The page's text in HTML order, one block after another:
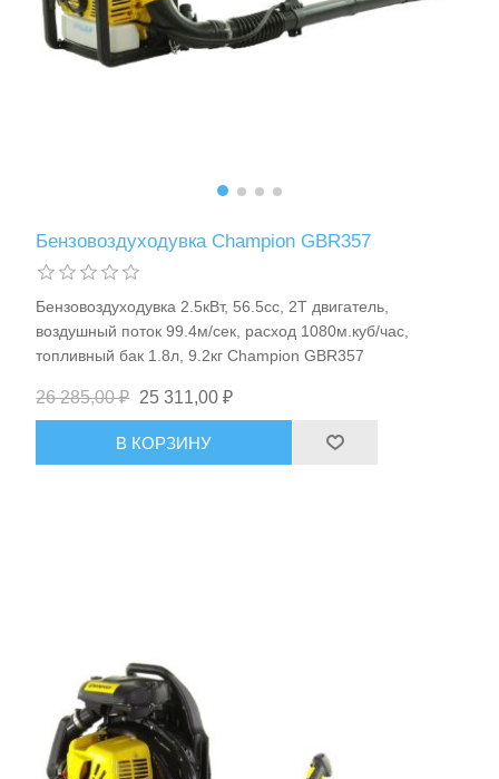
Бензовоздуходувка Champion GBR357
Бензовоздуходувка 2.5кВт, 56.5сс, 2Т двигатель,
воздушный поток 99.4м/сек, расход 1080м.куб/час,
топливный бак 1.8л, 9.2кг Champion GBR357
26 285,00 ₽ 25 311,00 ₽
В КОРЗИНУ